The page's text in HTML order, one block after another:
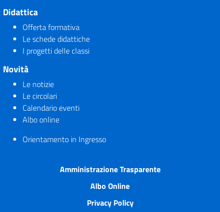
Didattica
Offerta formativa
Le schede didattiche
I progetti delle classi
Novità
Le notizie
Le circolari
Calendario eventi
Albo online
Orientamento in Ingresso
Amministrazione Trasparente
Albo Online
Privacy Policy